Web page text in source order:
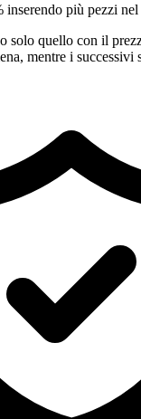
inserendo più pezzi
solo quello con il
mentre i successivi